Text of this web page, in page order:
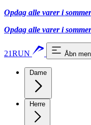
Opdag alle varer i
Opdag alle varer i
21RUN Åbn
Dame
Herre